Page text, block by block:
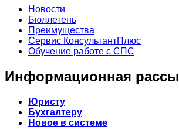
Новости
Бюллетень
Преимущества
Сервис КонсультантПлюс
Обучение работе с СПС
Информационная
Юристу
Бухгалтеру
Новое в системе